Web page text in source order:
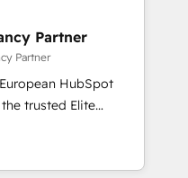
HubSpot
your teams to be
services using
& Platform
Partner
Partner
HubSpot
you a roadmap on
Commercial
we